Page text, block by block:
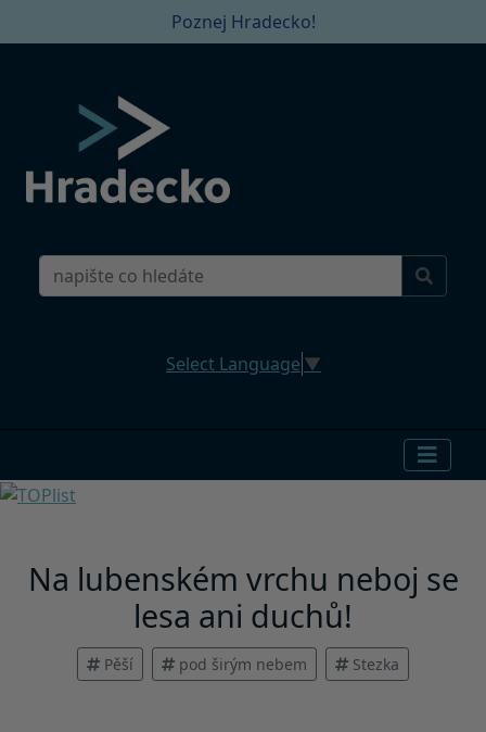
Poznej Hradecko!
Select Language ▼
Na lubenském vrchu neboj se
lesa ani duchů!
Pěší pod širým nebem Stezka